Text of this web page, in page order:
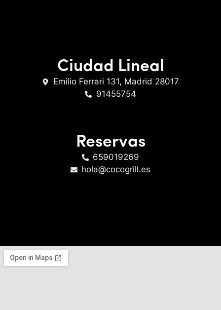
Ciudad Lineal
Emilio Ferrari 131, Madrid 28017
91455754
Reservas
659019269
hola@cocogrill.es